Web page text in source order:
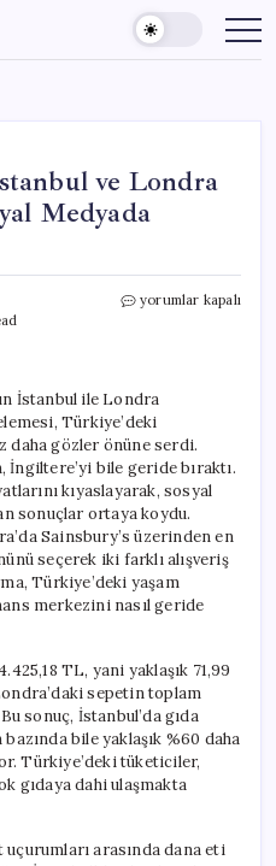
ve Londra
Medyada
Ünlü
Karşılaştırması
Sosyal
Medyada
Gündem
Oldu
için
yorumlar kapalı
İstanbul ile Londra
Türkiye’deki
gözler önüne serdi.
bile geride bıraktı.
kıyaslayarak, sosyal
sonuçlar ortaya koydu.
Sainsbury’s üzerinden en
seçerek iki farklı alışveriş
Türkiye’deki yaşam
merkezini nasıl geride
TL, yani yaklaşık 71,99
sepetin toplam
sonuç, İstanbul’da gıda
bile yaklaşık %60 daha
Türkiye’deki tüketiciler,
gıdaya dahi ulaşmakta
arasında dana eti